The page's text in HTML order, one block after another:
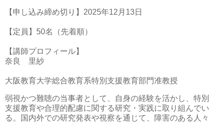
【申し込み締め切り】2025年12月13日
【定員】50名（先着順）
【講師プロフィール】
奈良 里紗
大阪教育大学総合教育系特別支援教育部門准教授
弱視かつ難聴の当事者として、自身の経験を活かし、特別
支援教育や合理的配慮に関する研究・実践に取り組んでい
る。国内外での研究発表や視察を通じて、障害のある人々